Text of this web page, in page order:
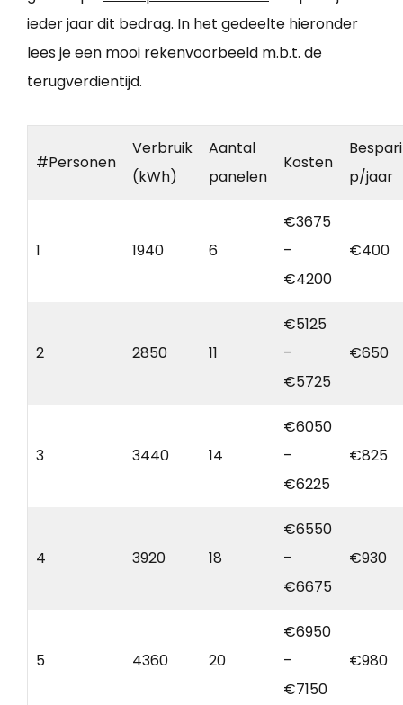
ieder jaar dit bedrag. In het gedeelte hieronder
lees je een mooi rekenvoorbeeld m.b.t. de
terugverdientijd.
#Personen
Verbruik
(kWh)
Aantal
panelen
Kosten
p/jaar
1 1940 6
€3675
–
€4200
€400
2 2850 11
€5125
–
€5725
€650
3 3440 14
€6050
–
€6225
€825
4 3920 18
€6550
–
€6675
€930
5 4360 20
€6950
–
€7150
€980